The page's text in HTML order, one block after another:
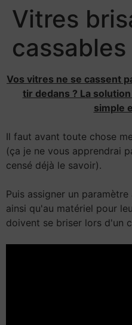
Vitres
cassables
Vos vitres ne se cassent
tir dedans ? La
simple
Il faut avant toute chose
(ça je ne vous apprendrai
censé déjà le savoir).
Puis assigner un
ainsi qu'au matériel pour
doivent se briser lors d'un